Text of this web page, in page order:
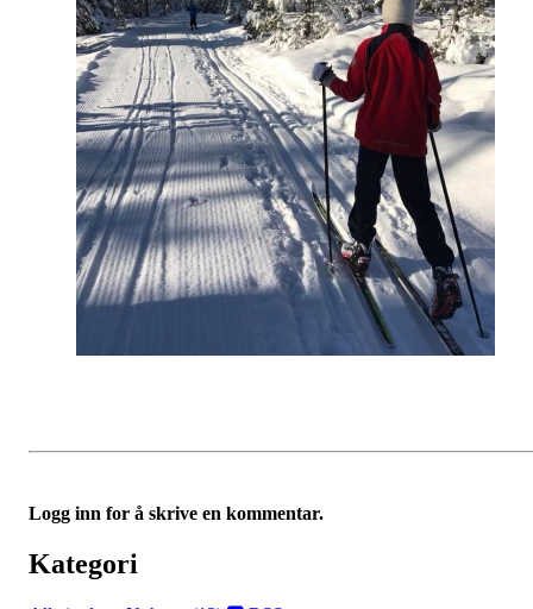
Logg inn for å skrive en kommentar.
Kategori